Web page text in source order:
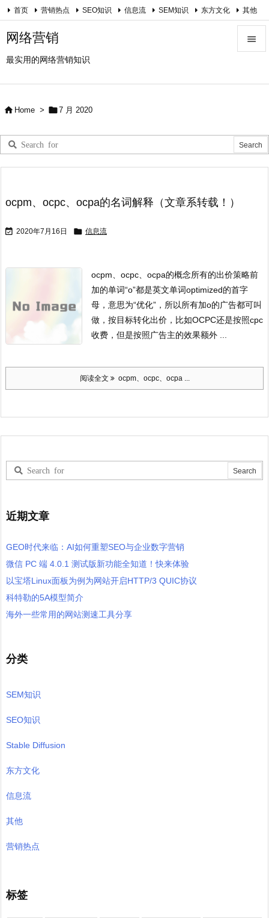
网络营销
最实用的网络营销知识

Prev

Next
首页 营销热点 SEO知识 信息流 SEM知识 东方文化 其他
关于我
 Home > 7 月 2020
ocpm、ocpc、ocpa的名词解释（文章系转载！）
 2020年7月16日  信息流
ocpm、ocpc、ocpa的概念所有的出价策略前
加的单词“o”都是英文单词optimized的首字
母，意思为“优化”，所以所有加o的广告都可叫
做，按目标转化出价，比如OCPC还是按照cpc
收费，但是按照广告主的效果额外 ...
阅读全文 ocpm、ocpc、ocpa ...
近期文章
GEO时代来临：AI如何重塑SEO与企业数字营销
微信 PC 端 4.0.1 测试版新功能全知道！快来体验
以宝塔Linux面板为例为网站开启HTTP/3 QUIC协议
科特勒的5A模型简介
海外一些常用的网站测速工具分享
分类
SEM知识
SEO知识
Stable Diffusion
东方文化
信息流
其他
营销热点
标签